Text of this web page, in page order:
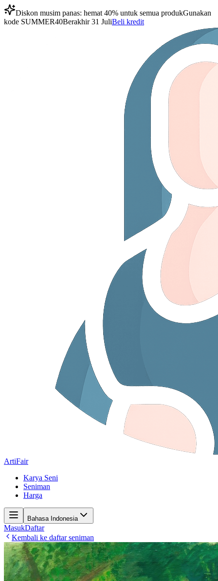
Diskon musim panas: hemat 40% untuk semua produkGunakan
kode SUMMER40Berakhir 31 JuliBeli kredit
ArtiFair
Karya Seni
Seniman
Harga
Bahasa Indonesia
MasukDaftar
Kembali ke daftar seniman